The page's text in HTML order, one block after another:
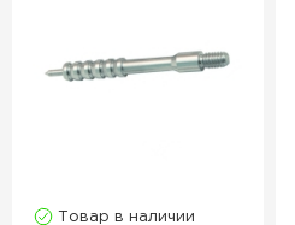
Товар в наличии